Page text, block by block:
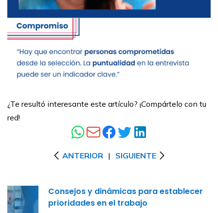
¿Te resultó interesante este artículo? ¡Compártelo con tu
red!
ANTERIOR | SIGUIENTE
Consejos y dinámicas para establecer
prioridades en el trabajo